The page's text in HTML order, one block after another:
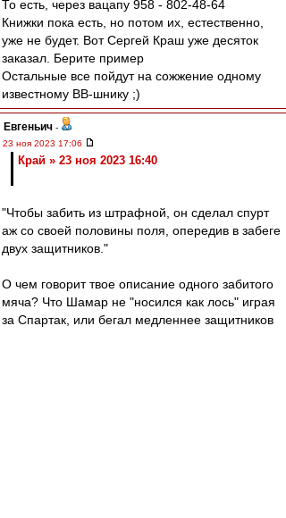
То есть, через вацапу 958 - 802-48-64
Книжки пока есть, но потом их, естественно,
уже не будет. Вот Сергей Краш уже десяток
заказал. Берите пример
Остальные все пойдут на сожжение одному
известному ВВ-шнику ;)
Евгеньич -
23 ноя 2023 17:06
Край » 23 ноя 2023 16:40
"Чтобы забить из штрафной, он сделал спурт
аж со своей половины поля, опередив в забеге
двух защитников."
О чем говорит твое описание одного забитого
мяча? Что Шамар не "носился как лось" играя
за Спартак, или бегал медленнее защитников